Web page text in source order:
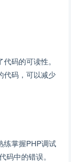
码的可读性。
代码，可以减少
练掌握PHP调试
码中的错误。